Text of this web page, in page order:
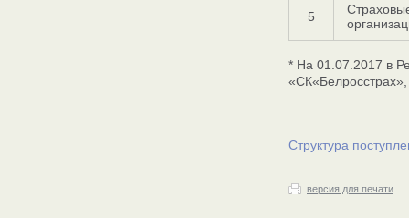
5
* На 01.07.2017 в
Структура
версия для печати